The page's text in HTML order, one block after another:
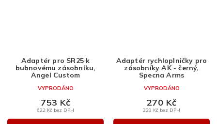
Adaptér pro SR25 k
bubnovému zásobníku,
Angel Custom
VYPRODÁNO
622 Kč bez DPH
753 Kč
Adaptér rychloplničky pro
zásobníky AK - černý,
Specna Arms
VYPRODÁNO
223 Kč bez DPH
270 Kč